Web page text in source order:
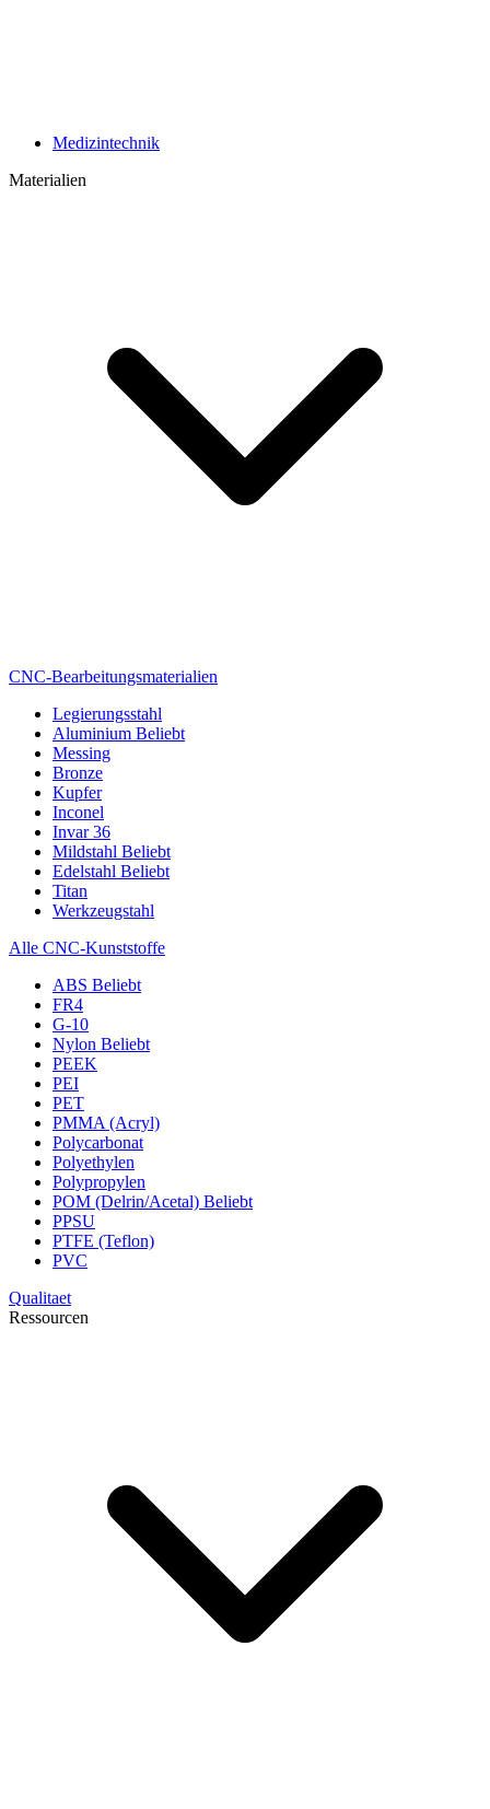
Medizintechnik
Materialien
CNC-Bearbeitungsmaterialien
Legierungsstahl
Aluminium Beliebt
Messing
Bronze
Kupfer
Inconel
Invar 36
Mildstahl Beliebt
Edelstahl Beliebt
Titan
Werkzeugstahl
Alle CNC-Kunststoffe
ABS Beliebt
FR4
G-10
Nylon Beliebt
PEEK
PEI
PET
PMMA (Acryl)
Polycarbonat
Polyethylen
Polypropylen
POM (Delrin/Acetal) Beliebt
PPSU
PTFE (Teflon)
PVC
Qualitaet
Ressourcen